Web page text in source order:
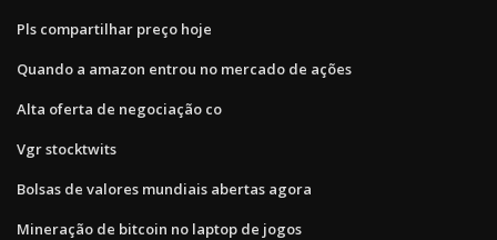
Pls compartilhar preço hoje
Quando a amazon entrou no mercado de ações
Alta oferta de negociação co
Vgr stocktwits
Bolsas de valores mundiais abertas agora
Mineração de bitcoin no laptop de jogos